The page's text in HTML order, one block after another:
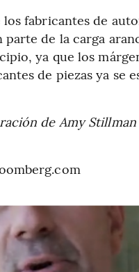
los fabricantes de
de la carga
ya que los
de piezas ya se
de Amy